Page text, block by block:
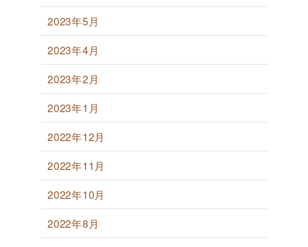
2023年5月
2023年4月
2023年2月
2023年1月
2022年12月
2022年11月
2022年10月
2022年8月